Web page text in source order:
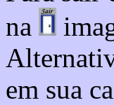
na
em sua